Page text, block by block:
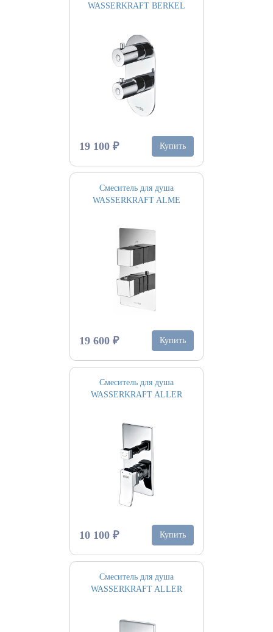
WASSERKRAFT BERKEL
19 100 ₽ Купить
Смеситель для душа
WASSERKRAFT ALME
19 600 ₽ Купить
Смеситель для душа
WASSERKRAFT ALLER
10 100 ₽ Купить
Смеситель для душа
WASSERKRAFT ALLER